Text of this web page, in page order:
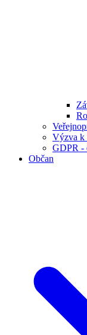
Výzva k
GDPR -
Občan